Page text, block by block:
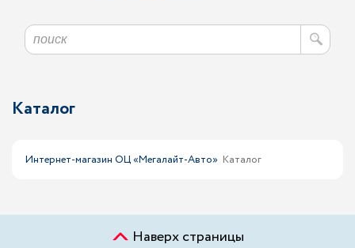
Каталог
Интернет-магазин ОЦ «Мегалайт-Авто» Каталог
Наверх страницы